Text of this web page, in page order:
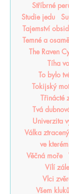
Stříbrné
Studie jedu
Tajemství
Temné a
The Raven
Tíha
To bylo
Tokijský
Třinácté
Tvá
Univerzita
Válka
ve kterém
Věčná moře
Vílí
Vlci
Všem